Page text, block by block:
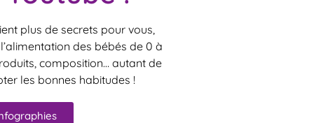
plus de secrets pour vous,
des bébés de 0 à
composition… autant de
les bonnes habitudes !